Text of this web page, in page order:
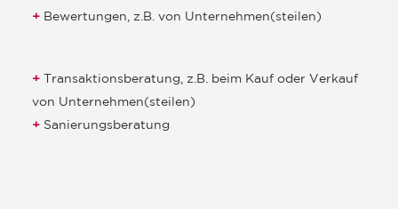
Bewertungen, z.B. von Unternehmen(steilen)
Transaktionsberatung, z.B. beim Kauf oder Verkauf
von Unternehmen(steilen)
Sanierungsberatung